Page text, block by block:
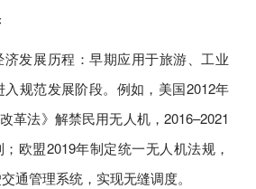
发展历程：早期应用于旅游、工业
规范发展阶段。例如，美国2012年
革法》解禁民用无人机，2016–2021
欧盟2019年制定统一无人机法规，
通管理系统，实现无缝调度。